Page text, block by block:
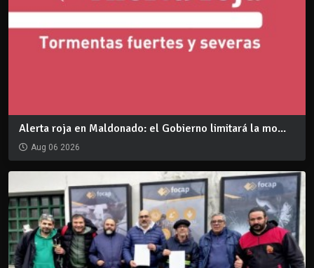
Alerta roja en Maldonado: el Gobierno limitará la mo...
Aug 06 2026